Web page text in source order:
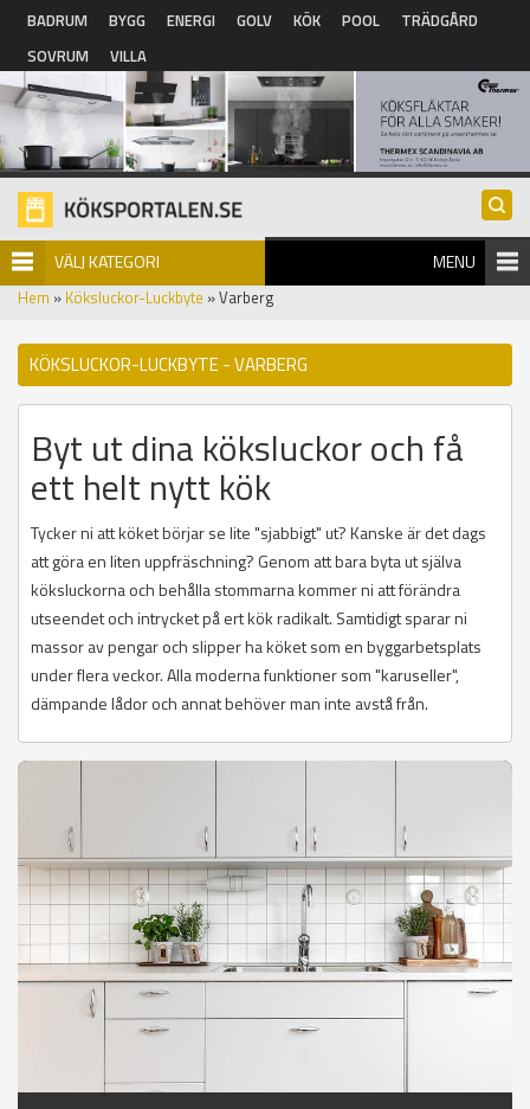
Hoppa till huvudinnehåll
BADRUM BYGG ENERGI GOLV KÖK POOL
TRÄDGÅRD
SOVRUM
VILLA
VÄLJ KATEGORI MENU
Hem » Köksluckor-Luckbyte » Varberg
KÖKSLUCKOR-LUCKBYTE - VARBERG
Byt ut dina köksluckor och få
ett helt nytt kök
Tycker ni att köket börjar se lite "sjabbigt" ut? Kanske är det dags
att göra en liten uppfräschning? Genom att bara byta ut själva
köksluckorna och behålla stommarna kommer ni att förändra
utseendet och intrycket på ert kök radikalt. Samtidigt sparar ni
massor av pengar och slipper ha köket som en byggarbetsplats
under flera veckor. Alla moderna funktioner som "karuseller",
dämpande lådor och annat behöver man inte avstå från.